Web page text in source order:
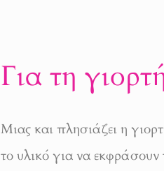
Για τη
Μιας και πλησιάζει η
το υλικό για να